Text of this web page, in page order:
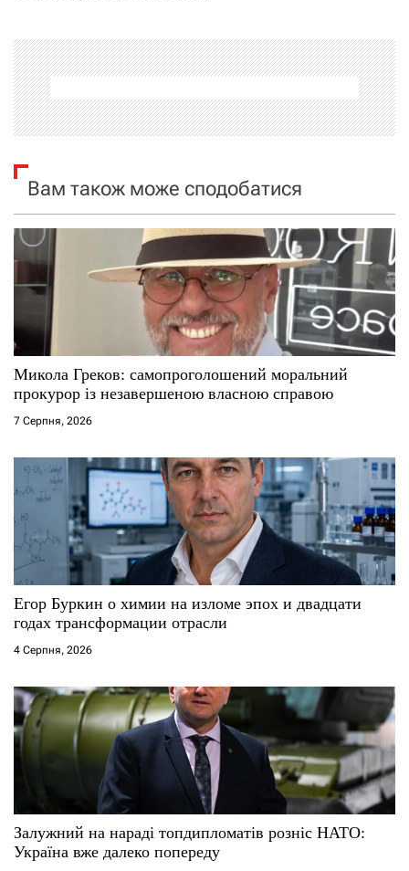
а
ц
і
я
з
а
и
с
і
в
Вам також може сподобатися
Микола Греков: самопроголошений моральний
прокурор із незавершеною власною справою
7 Серпня, 2026
Егор Буркин о химии на изломе эпох и двадцати
годах трансформации отрасли
4 Серпня, 2026
Залужний на нараді топдипломатів розніс НАТО:
Україна вже далеко попереду